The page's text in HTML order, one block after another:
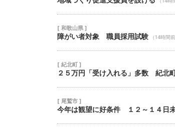
[ 和歌山県 ]
障がい者対象 職員採用試験 （14時間前
[ 紀北町 ]
２５万円「受け入れる」多数 紀北
[ 尾鷲市 ]
今年は観望に好条件 １２～１４日